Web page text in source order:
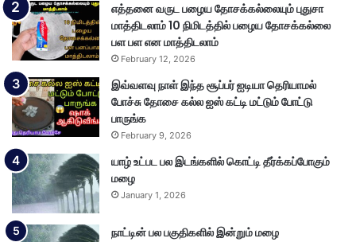
எத்தனை வருட பழைய தோசக்கல்லையும் புதுசா
மாத்திடலாம் 10 நிமிடத்தில் பழைய தோசக்கல்லை
பள பள என மாத்திடலாம்
February 12, 2026
இவ்வளவு நாள் இந்த சூப்பர் ஐடியா தெரியாமல்
போச்சு தோசை கல்ல ஐஸ் கட்டி மட்டும் போட்டு
பாருங்க
February 9, 2026
யாழ் உட்பட பல இடங்களில் கொட்டி தீர்க்கப்போகும்
மழை
January 1, 2026
நாட்டின் பல பகுதிகளில் இன்றும் மழை